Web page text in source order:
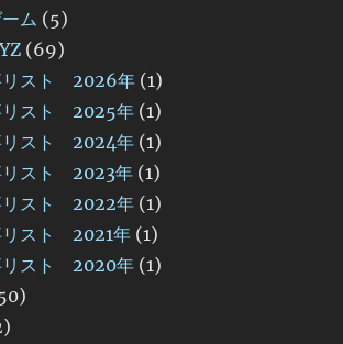
ム (5)
(69)
リスト 2026年 (1)
リスト 2025年 (1)
リスト 2024年 (1)
リスト 2023年 (1)
リスト 2022年 (1)
リスト 2021年 (1)
リスト 2020年 (1)